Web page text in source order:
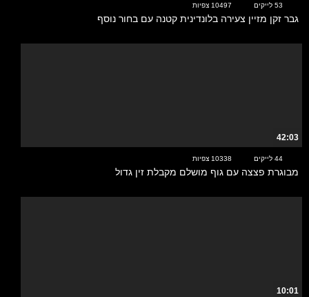
53 לייקים 10497 צפיות
גבר זקן מזיין צעירה בלונדינית קטנה עם בחור נוסף
42:03
44 לייקים 10338 צפיות
מבוגרת פצצה עם גוף מושלם מקבלת זין גדול
10:01